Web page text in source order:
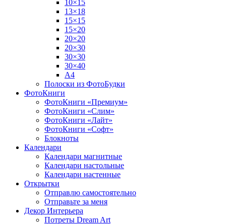
10×15
13×18
15×15
15×20
20×20
20×30
30×30
30×40
A4
Полоски из ФотоБудки
ФотоКниги
ФотоКниги «Премиум»
ФотоКниги «Слим»
ФотоКниги «Лайт»
ФотоКниги «Софт»
Блокноты
Календари
Календари магнитные
Календари настольные
Календари настенные
Открытки
Отправлю самостоятельно
Отправьте за меня
Декор Интерьера
Потреты Dream Art